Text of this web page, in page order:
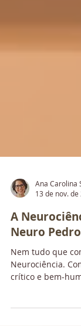
Ana Carolina
13 de nov. de
A
Neuro Pedro
Nem tudo que
crítico e bem-